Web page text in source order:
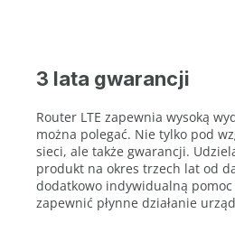
3 lata gwarancji
Router LTE zapewnia wysoką
można polegać. Nie tylko pod
sieci, ale także gwarancji.
produkt na okres trzech lat od
dodatkowo indywidualną
zapewnić płynne działanie